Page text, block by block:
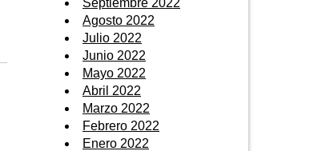
Agosto 2022
Julio 2022
Junio 2022
Mayo 2022
Abril 2022
Marzo 2022
Febrero 2022
Enero 2022